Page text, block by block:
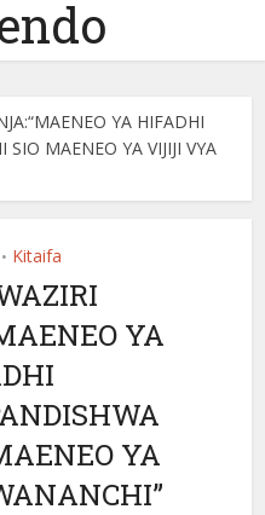
YA HIFADHI
MAENEO YA VIJIJI VYA
• Kitaifa
YA
YA